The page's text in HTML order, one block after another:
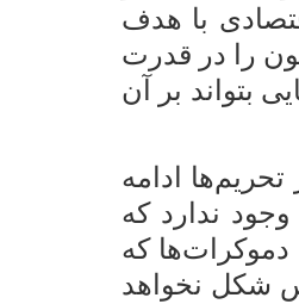
با هدف
را در قدرت
بتواند بر آن
ادامه
ندارد که
دموکرات‌ها که
شکل نخواهد